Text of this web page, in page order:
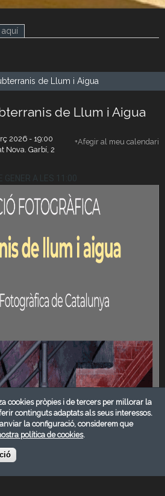
aquí
de Llum i Aigua
de Llum i Aigua
2026 - 19:00
+Afegir al meu calendari
Nova. Garbí, 2
GENER A LES 11:00
cookies pròpies i de tercers per millorar la
continguts adaptats als seus interessos.
la configuració, considerem que
política de cookies.